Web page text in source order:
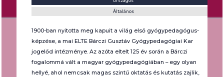
Általános
1900-ban nyitotta meg kapuit a világ első gyógypedagógus-
képzése, a mai ELTE Bárczi Gusztáv Gyógypedagógiai Kar
jogelőd intézménye. Az azóta eltelt 125 év során a Bárczi
fogalommá vált a magyar gyógypedagógiában – egy olyan
hellyé, ahol nemcsak magas szintű oktatás és kutatás zajlik,